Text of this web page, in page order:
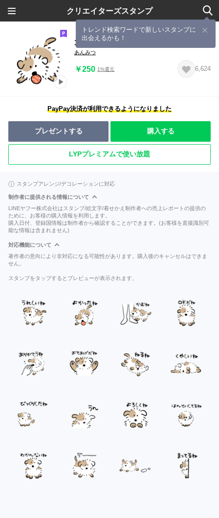
クリエイターズスタンプ
トレンド検索ワードで新しいスタンプに
出会えるかも！
元気に動くね ぱやぱや犬(ドッグ)
あんみつ
￥250 1%還元 6,624
PayPay決済が利用できるようになりました
プレゼントする 購入する
LYPプレミアムで使い放題
スタンプアレンジ/デコレーションに対応
制作者に提供される情報について
LINEヤフー株式会社はスタンプ/絵文字/着せかえ制作者への売上レポートの提供の
ために、お客様の購入情報を利用します。
購入日付、登録国情報は制作者から確認することができます。(お客様を直接識別可
能な情報は含まれません)
対応機能について
著作者の意向により非対応になる可能性があります。購入後のキャンセルはできま
せん。
スタンプをタップするとプレビューが表示されます。